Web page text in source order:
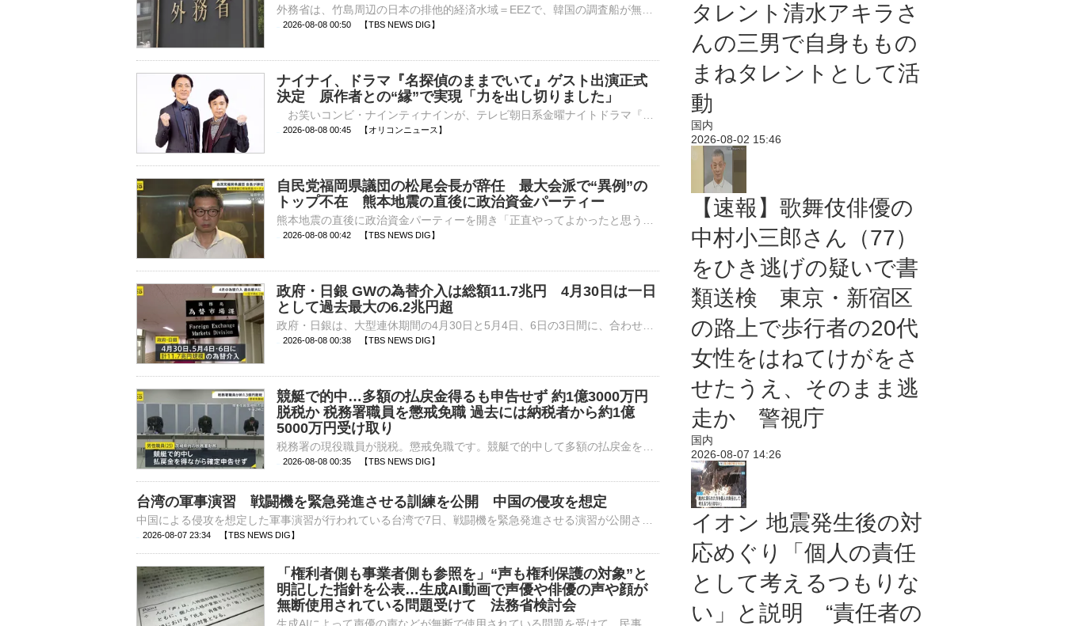
2026-08-08 00:50 【TBS NEWS DIG】
ナイナイ、ドラマ『名探偵のままでいて』ゲスト出演正式
決定 原作者との“縁”で実現「力を出し切りました」
2026-08-08 00:45 【オリコンニュース】
自民党福岡県議団の松尾会長が辞任 最大会派で“異例”の
トップ不在 熊本地震の直後に政治資金パーティー
2026-08-08 00:42 【TBS NEWS DIG】
政府・日銀 GWの為替介入は総額11.7兆円 4月30日は一日
として過去最大の6.2兆円超
2026-08-08 00:38 【TBS NEWS DIG】
競艇で的中…多額の払戻金得るも申告せず 約1億3000万円
脱税か 税務署職員を懲戒免職 過去には納税者から約1億
5000万円受け取り
2026-08-08 00:35 【TBS NEWS DIG】
台湾の軍事演習 戦闘機を緊急発進させる訓練を公開 中国の侵攻を想定
2026-08-07 23:34 【TBS NEWS DIG】
「権利者側も事業者側も参照を」“声も権利保護の対象”と
明記した指針を公表…生成AI動画で声優や俳優の声や顔が
無断使用されている問題受けて 法務省検討会
タレント清水アキラさ
んの三男で自身ももの
まねタレントとして活
動
国内
2026-08-02 15:46
【速報】歌舞伎俳優の
中村小三郎さん（77）
をひき逃げの疑いで書
類送検 東京・新宿区
の路上で歩行者の20代
女性をはねてけがをさ
せたうえ、そのまま逃
走か 警視庁
国内
2026-08-07 14:26
イオン 地震発生後の対
応めぐり「個人の責任
として考えるつもりな
い」と説明 “責任者の